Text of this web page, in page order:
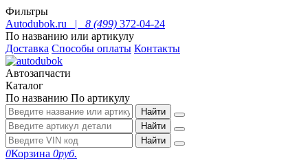
Фильтры
Autodubok.ru |
8 (499) 372-04-24
По названию или артикулу
Доставка Способы оплаты Контакты
Автозапчасти
Каталог
По названию По артикулу
Найти
Найти
Найти
0Корзина 0руб.